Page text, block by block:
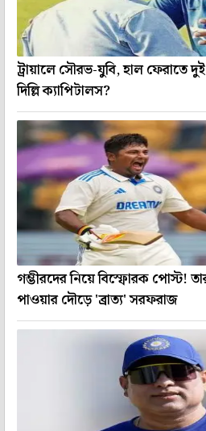
ট্রায়ালে সৌরভ-যুবি, হাল ফেরাতে
দিল্লি ক্যাপিটালস?
গম্ভীরদের নিয়ে বিস্ফোরক পোস্ট!
পাওয়ার দৌড়ে 'ব্রাত্য' সরফরাজ